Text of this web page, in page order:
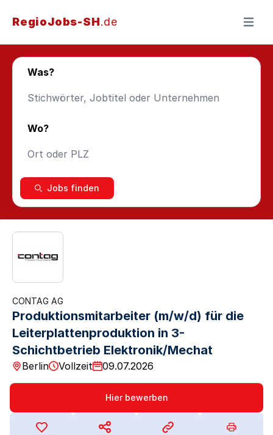
RegioJobs-SH.de Menü
Was?
Wo?
Jobs finden
CONTAG AG
Produktionsmitarbeiter (m/w/d) für die
Leiterplattenproduktion in 3-
Schichtbetrieb Elektronik/Mechat
Berlin Vollzeit 09.07.2026
Hier bewerben